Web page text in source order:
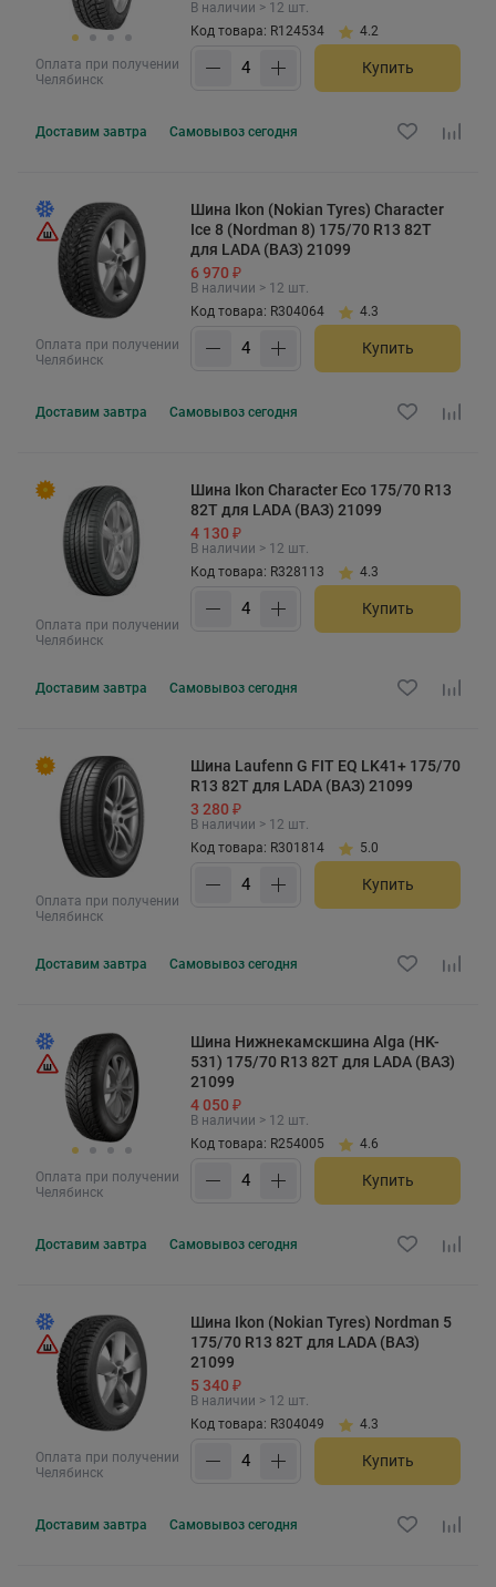
Оплата при получении
Челябинск
В наличии > 12 шт.
Код товара: R124534
4.2
Купить
Доставим завтра Самовывоз сегодня
Оплата при получении
Челябинск
Шина Ikon (Nokian Tyres) Character
Ice 8 (Nordman 8) 175/70 R13 82T
для LADA (ВАЗ) 21099
6 970 ₽
В наличии > 12 шт.
Код товара: R304064
4.3
Купить
Доставим завтра Самовывоз сегодня
Оплата при получении
Челябинск
Шина Ikon Character Eco 175/70 R13
82T для LADA (ВАЗ) 21099
4 130 ₽
В наличии > 12 шт.
Код товара: R328113
4.3
Купить
Доставим завтра Самовывоз сегодня
Оплата при получении
Челябинск
Шина Laufenn G FIT EQ LK41+ 175/70
R13 82T для LADA (ВАЗ) 21099
3 280 ₽
В наличии > 12 шт.
Код товара: R301814
5.0
Купить
Доставим завтра Самовывоз сегодня
Оплата при получении
Челябинск
Шина Нижнекамскшина Alga (HK-
531) 175/70 R13 82T для LADA (ВАЗ)
21099
4 050 ₽
В наличии > 12 шт.
Код товара: R254005
4.6
Купить
Доставим завтра Самовывоз сегодня
Оплата при получении
Челябинск
Шина Ikon (Nokian Tyres) Nordman 5
175/70 R13 82T для LADA (ВАЗ)
21099
5 340 ₽
В наличии > 12 шт.
Код товара: R304049
4.3
Купить
Доставим завтра Самовывоз сегодня